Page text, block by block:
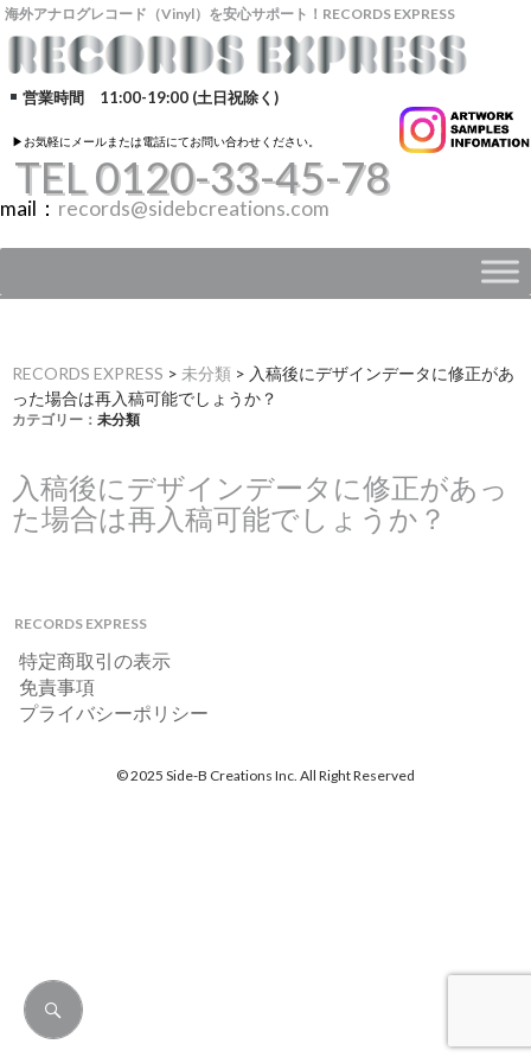
海外アナログレコード（Vinyl）を安心サポート！RECORDS EXPRESS
営業時間 11:00-19:00 (土日祝除く)
▶︎お気軽にメールまたは電話にてお問い合わせください。
TEL 0120-33-45-78
mail： records@sidebcreations.com
RECORDS EXPRESS > 未分類 > 入稿後にデザインデータに修正があ
った場合は再入稿可能でしょうか？
カテゴリー： 未分類
入稿後にデザインデータに修正があっ
た場合は再入稿可能でしょうか？
RECORDS EXPRESS
特定商取引の表示
免責事項
プライバシーポリシー
© 2025 Side-B Creations Inc. All Right Reserved
検